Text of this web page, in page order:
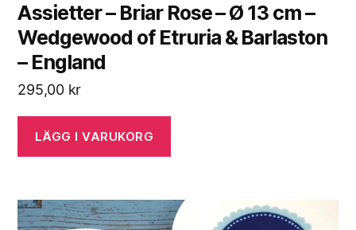
Assietter – Briar Rose – Ø 13 cm –
Wedgewood of Etruria & Barlaston
– England
295,00 kr
LÄGG I VARUKORG